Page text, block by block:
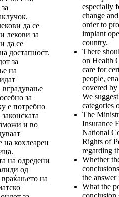
да се
лекови за
да се
достапност.
за
на
вградување
за
е потребно
и во
на кохлеарен
на одредени
од
на
especially
change
order to
implant
country.
There
on Health
care for
people,
covered
We
categories
The
Insurance
National
Rights of
regarding
Whether
the answer
What the